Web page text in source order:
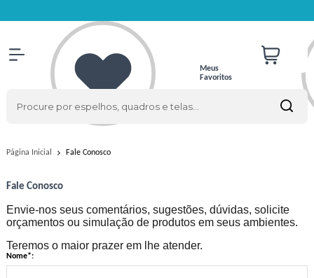
Meus
Favoritos
Página Inicial Fale Conosco
Fale Conosco
Envie-nos seus comentários, sugestões, dúvidas, solicite
orçamentos ou simulação de produtos em seus ambientes.
Teremos o maior prazer em lhe atender.
Nome*: